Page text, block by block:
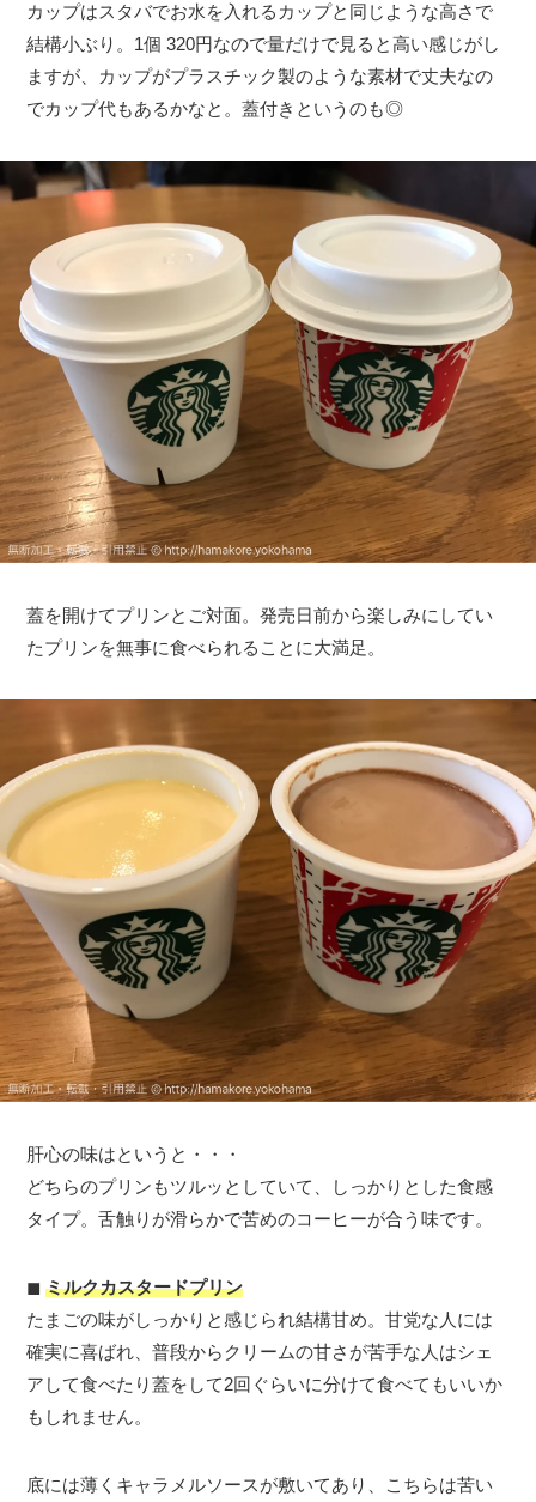
カップはスタバでお水を入れるカップと同じような高さで
結構小ぶり。1個 320円なので量だけで見ると高い感じがし
ますが、カップがプラスチック製のような素材で丈夫なの
でカップ代もあるかなと。蓋付きというのも◎
蓋を開けてプリンとご対面。発売日前から楽しみにしてい
たプリンを無事に食べられることに大満足。
肝心の味はというと・・・
どちらのプリンもツルッとしていて、しっかりとした食感
タイプ。舌触りが滑らかで苦めのコーヒーが合う味です。
◼︎ミルクカスタードプリン
たまごの味がしっかりと感じられ結構甘め。甘党な人には
確実に喜ばれ、普段からクリームの甘さが苦手な人はシェ
アして食べたり蓋をして2回ぐらいに分けて食べてもいいか
もしれません。
底には薄くキャラメルソースが敷いてあり、こちらは苦い